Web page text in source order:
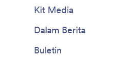
Kit Media
Dalam Berita
Buletin